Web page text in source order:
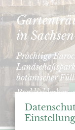
in
Prächtige
botanischer
Parkliebhaber